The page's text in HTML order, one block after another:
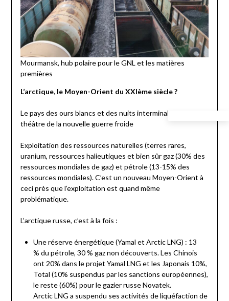
Mourmansk, hub polaire pour le GNL et les matières
premières
L’arctique, le Moyen-Orient du XXIème siècle ?
Le pays des ours blancs et des nuits interminables sera le
théâtre de la nouvelle guerre froide
Exploitation des ressources naturelles (terres rares,
uranium, ressources halieutiques et bien sûr gaz (30% des
ressources mondiales de gaz) et pétrole (13-15% des
ressources mondiales). C’est un nouveau Moyen-Orient à
ceci près que l’exploitation est quand même
problématique.
L’arctique russe, c’est à la fois :
Une réserve énergétique (Yamal et Arctic LNG) : 13
% du pétrole, 30 % gaz non découverts. Les Chinois
ont 20% dans le projet Yamal LNG et les Japonais 10%,
Total (10% suspendus par les sanctions européennes),
le reste (60%) pour le gazier russe Novatek.
Arctic LNG a suspendu ses activités de liquéfaction de